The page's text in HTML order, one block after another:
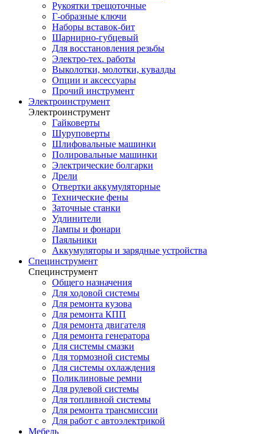
Рукоятки трещоточные
Г-образные ключи
Наборы вставок-бит
Шарнирно-губцевый
Для восстановления резьбы
Электро-тех. работы
Выколотки, молотки, кувалды
Опции и аксессуары
Прочий инструмент
Электроинструмент
Электроинструмент
Гайковерты
Шуруповерты
Шлифовальные машинки
Полировальные машинки
Электрические болгарки
Дрели
Отвертки аккумуляторные
Технические фены
Заточные станки
Удлинители
Лампы и фонари
Паяльники
Аккумуляторы и зарядные устройства
Специнструмент
Специнструмент
Общего назначения
Для ходовой системы
Для ремонта кузова
Для ремонта КПП
Для ремонта двигателя
Для ремонта генератора
Для системы смазки
Для тормозной системы
Для системы охлаждения
Поликлиновые ремни
Для рулевой системы
Для топливной системы
Для ремонта трансмиссии
Для работ с автоэлектрикой
Мебель